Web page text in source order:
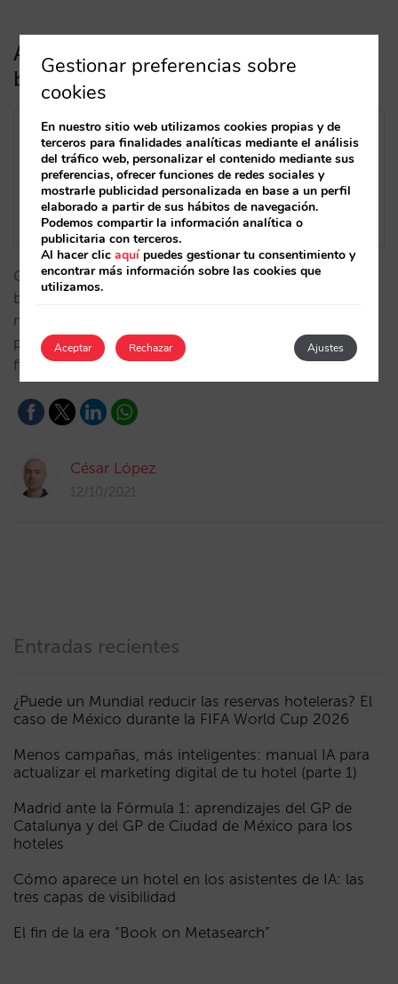
Así es la nueva página renovada de
búsquedas por destino para cadenas
Cambiamos de arriba a abajo los resultados al
buscar establecimientos en tus destinos. Una página
más moderna, con vista mapa, mejor detalle de
precio, destacando descuentos de tu club de
fidelización……
César López
12/10/2021
Entradas recientes
¿Puede un Mundial reducir las reservas hoteleras? El
caso de México durante la FIFA World Cup 2026
Menos campañas, más inteligentes: manual IA para
actualizar el marketing digital de tu hotel (parte 1)
Madrid ante la Fórmula 1: aprendizajes del GP de
Catalunya y del GP de Ciudad de México para los
hoteles
Cómo aparece un hotel en los asistentes de IA: las
tres capas de visibilidad
El fin de la era “Book on Metasearch”
Gestionar preferencias sobre
cookies
En nuestro sitio web utilizamos cookies propias y de
terceros para finalidades analíticas mediante el análisis
del tráfico web, personalizar el contenido mediante sus
preferencias, ofrecer funciones de redes sociales y
mostrarle publicidad personalizada en base a un perfil
elaborado a partir de sus hábitos de navegación.
Podemos compartir la información analítica o
publicitaria con terceros.
Al hacer clicaquípuedes gestionar tu consentimiento y
encontrar más información sobre las cookies que
utilizamos.
Aceptar Ajustes
Rechazar